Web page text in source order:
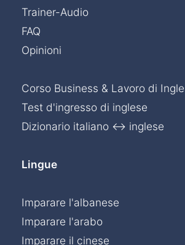
Trainer-Audio
FAQ
Opinioni
Corso Business & Lavoro di
Test d'ingresso di inglese
Dizionario italiano ↔ inglese
Lingue
Imparare l'albanese
Imparare l'arabo
Imparare il cinese